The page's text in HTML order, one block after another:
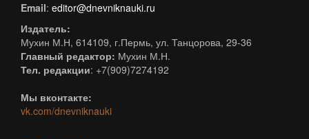
Email: editor@dnevniknauki.ru
Издатель:
Мухин М.Н, 614109, г.Пермь, ул. Танцорова, 29-36
Главный редактор: Мухин М.Н.
Тел. редакции: +7(909)7274192
Мы вконтакте:
vk.com/dnevniknauki